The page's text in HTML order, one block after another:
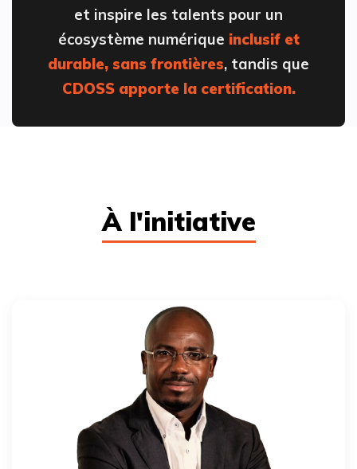
et inspire les talents pour un
écosystème numérique inclusif et
durable, sans frontières, tandis que
CDOSS apporte la certification.
À l'initiative